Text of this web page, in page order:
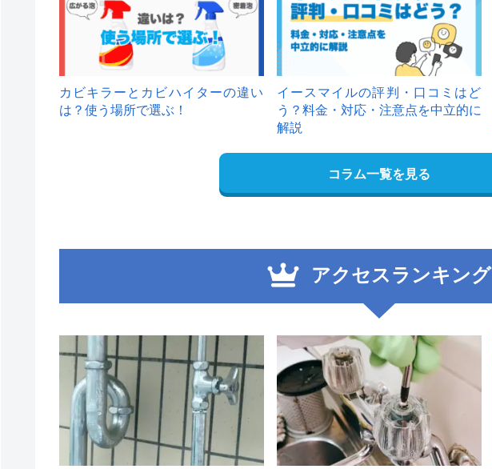
カビキラーとカビハイターの違い
は？使う場所で選ぶ！
イースマイルの評判・口コミはど
う？料金・対応・注意点を中立的に
解説
コラム一覧を見る
アクセスランキング
1 2